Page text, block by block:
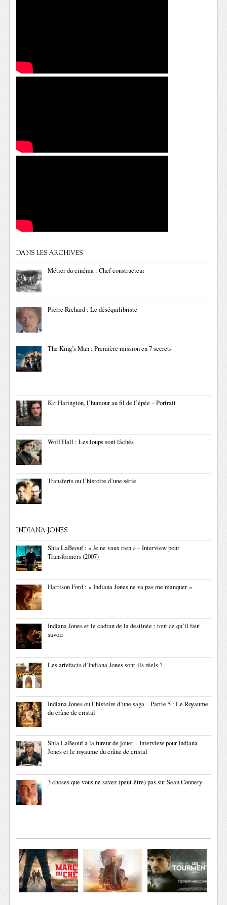
DANS LES ARCHIVES
Métier du cinéma : Chef constructeur
Pierre Richard : Le déséquilibriste
The King’s Man : Première mission en 7 secrets
Kit Harington, l’humour au fil de l’épée – Portrait
Wolf Hall : Les loups sont lâchés
Transferts ou l’histoire d’une série
INDIANA JONES
Shia LaBeouf : « Je ne vaux rien » – Interview pour
Transformers (2007)
Harrison Ford : « Indiana Jones ne va pas me manquer »
Indiana Jones et le cadran de la destinée : tout ce qu’il faut
savoir
Les artefacts d’Indiana Jones sont-ils réels ?
Indiana Jones ou l’histoire d’une saga – Partie 5 : Le Royaume
du crâne de cristal
Shia LaBeouf a la fureur de jouer – Interview pour Indiana
Jones et le royaume du crâne de cristal
3 choses que vous ne savez (peut-être) pas sur Sean Connery